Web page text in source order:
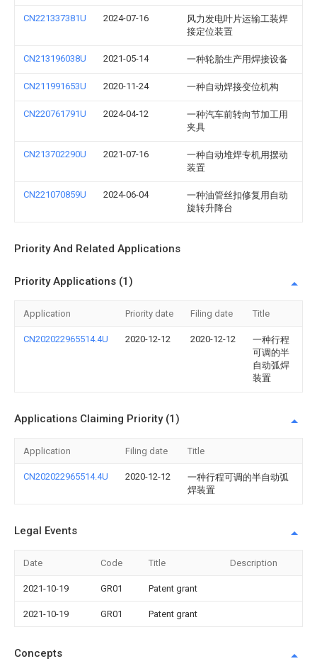
CN221337381U 2024-07-16
风力发电叶片运输工装焊
接定位装置
CN213196038U 2021-05-14 一种轮胎生产用焊接设备
CN211991653U 2020-11-24 一种自动焊接变位机构
CN220761791U 2024-04-12
一种汽车前转向节加工用
夹具
CN213702290U 2021-07-16
一种自动堆焊专机用摆动
装置
CN221070859U 2024-06-04
一种油管丝扣修复用自动
旋转升降台
Priority And Related Applications
Priority Applications (1)
Application Priority date Filing date Title
CN202022965514.4U 2020-12-12 2020-12-12
一种行程
可调的半
自动弧焊
装置
Applications Claiming Priority (1)
Application Filing date Title
CN202022965514.4U 2020-12-12
一种行程可调的半自动弧
焊装置
Legal Events
Date Code Title Description
2021-10-19 GR01 Patent grant
2021-10-19 GR01 Patent grant
Concepts